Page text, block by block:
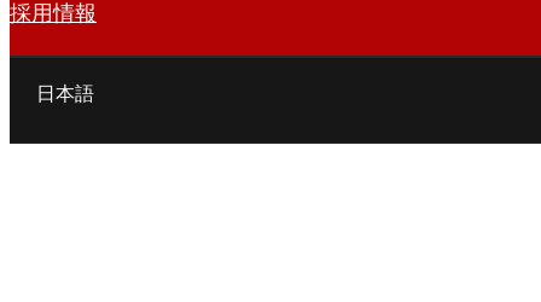
採用情報
日本語